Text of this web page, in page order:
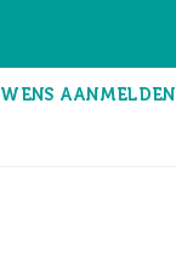
WENS AANMELDEN